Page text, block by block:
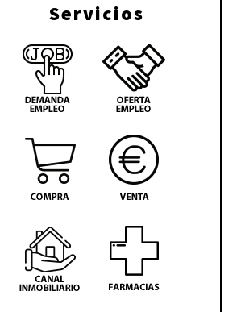
Servicios